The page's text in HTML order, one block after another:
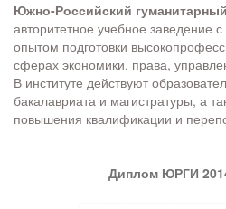
Южно-Российский
авторитетное учебное заведение
опытом подготовки
сферах экономики, права,
В институте действуют
бакалавриата и магистратуры, а
повышения квалификации и
Диплом ЮРГИ